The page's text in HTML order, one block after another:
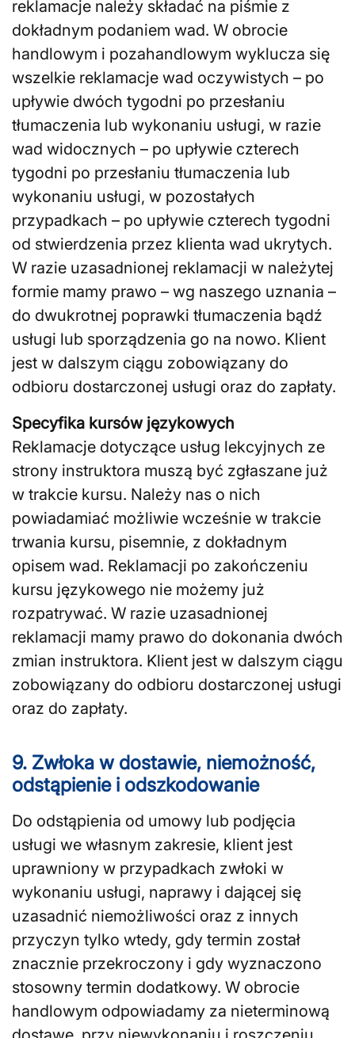
reklamacje należy składać na piśmie z
dokładnym podaniem wad. W obrocie
handlowym i pozahandlowym wyklucza się
wszelkie reklamacje wad oczywistych – po
upływie dwóch tygodni po przesłaniu
tłumaczenia lub wykonaniu usługi, w razie
wad widocznych – po upływie czterech
tygodni po przesłaniu tłumaczenia lub
wykonaniu usługi, w pozostałych
przypadkach – po upływie czterech tygodni
od stwierdzenia przez klienta wad ukrytych.
W razie uzasadnionej reklamacji w należytej
formie mamy prawo – wg naszego uznania –
do dwukrotnej poprawki tłumaczenia bądź
usługi lub sporządzenia go na nowo. Klient
jest w dalszym ciągu zobowiązany do
odbioru dostarczonej usługi oraz do zapłaty.
Specyfika kursów językowych
Reklamacje dotyczące usług lekcyjnych ze
strony instruktora muszą być zgłaszane już
w trakcie kursu. Należy nas o nich
powiadamiać możliwie wcześnie w trakcie
trwania kursu, pisemnie, z dokładnym
opisem wad. Reklamacji po zakończeniu
kursu językowego nie możemy już
rozpatrywać. W razie uzasadnionej
reklamacji mamy prawo do dokonania dwóch
zmian instruktora. Klient jest w dalszym ciągu
zobowiązany do odbioru dostarczonej usługi
oraz do zapłaty.
9. Zwłoka w dostawie, niemożność,
odstąpienie i odszkodowanie
Do odstąpienia od umowy lub podjęcia
usługi we własnym zakresie, klient jest
uprawniony w przypadkach zwłoki w
wykonaniu usługi, naprawy i dającej się
uzasadnić niemożliwości oraz z innych
przyczyn tylko wtedy, gdy termin został
znacznie przekroczony i gdy wyznaczono
stosowny termin dodatkowy. W obrocie
handlowym odpowiadamy za nieterminową